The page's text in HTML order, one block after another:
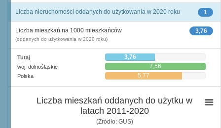
1
Liczba nieruchomości oddanych do użytkowania w 2020 roku
3,76
Liczba mieszkań na 1000 mieszkańców
(oddanych do użytkowania w 2020 roku)
Tutaj 3,76
woj. dolnośląskie 7,56
Polska 5,77
Liczba mieszkań oddanych do użytku w
latach 2011-2020
(Źródło: GUS)